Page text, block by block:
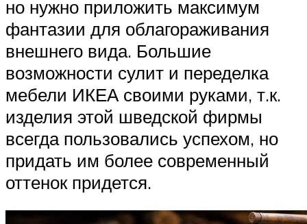
но нужно приложить максимум
фантазии для облагораживания
внешнего вида. Большие
возможности сулит и переделка
мебели ИКЕА своими руками, т.к.
изделия этой шведской фирмы
всегда пользовались успехом, но
придать им более современный
оттенок придется.